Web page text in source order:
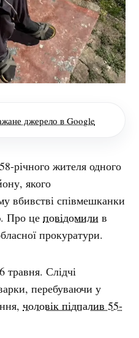
джерело в Google
річного жителя одного
якого
вбивстві співмешканки
Про цеповідомили в
прокуратури.
травня. Слідчі
перебуваючи у
чоловік підпалив 55-